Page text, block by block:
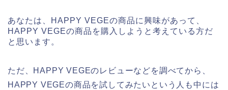
あなたは、HAPPY VEGEの商品に興味があって、
HAPPY VEGEの商品を購入しようと考えている方だ
と思います。
ただ、HAPPY VEGEのレビューなどを調べてから、
HAPPY VEGEの商品を試してみたいという人も中には